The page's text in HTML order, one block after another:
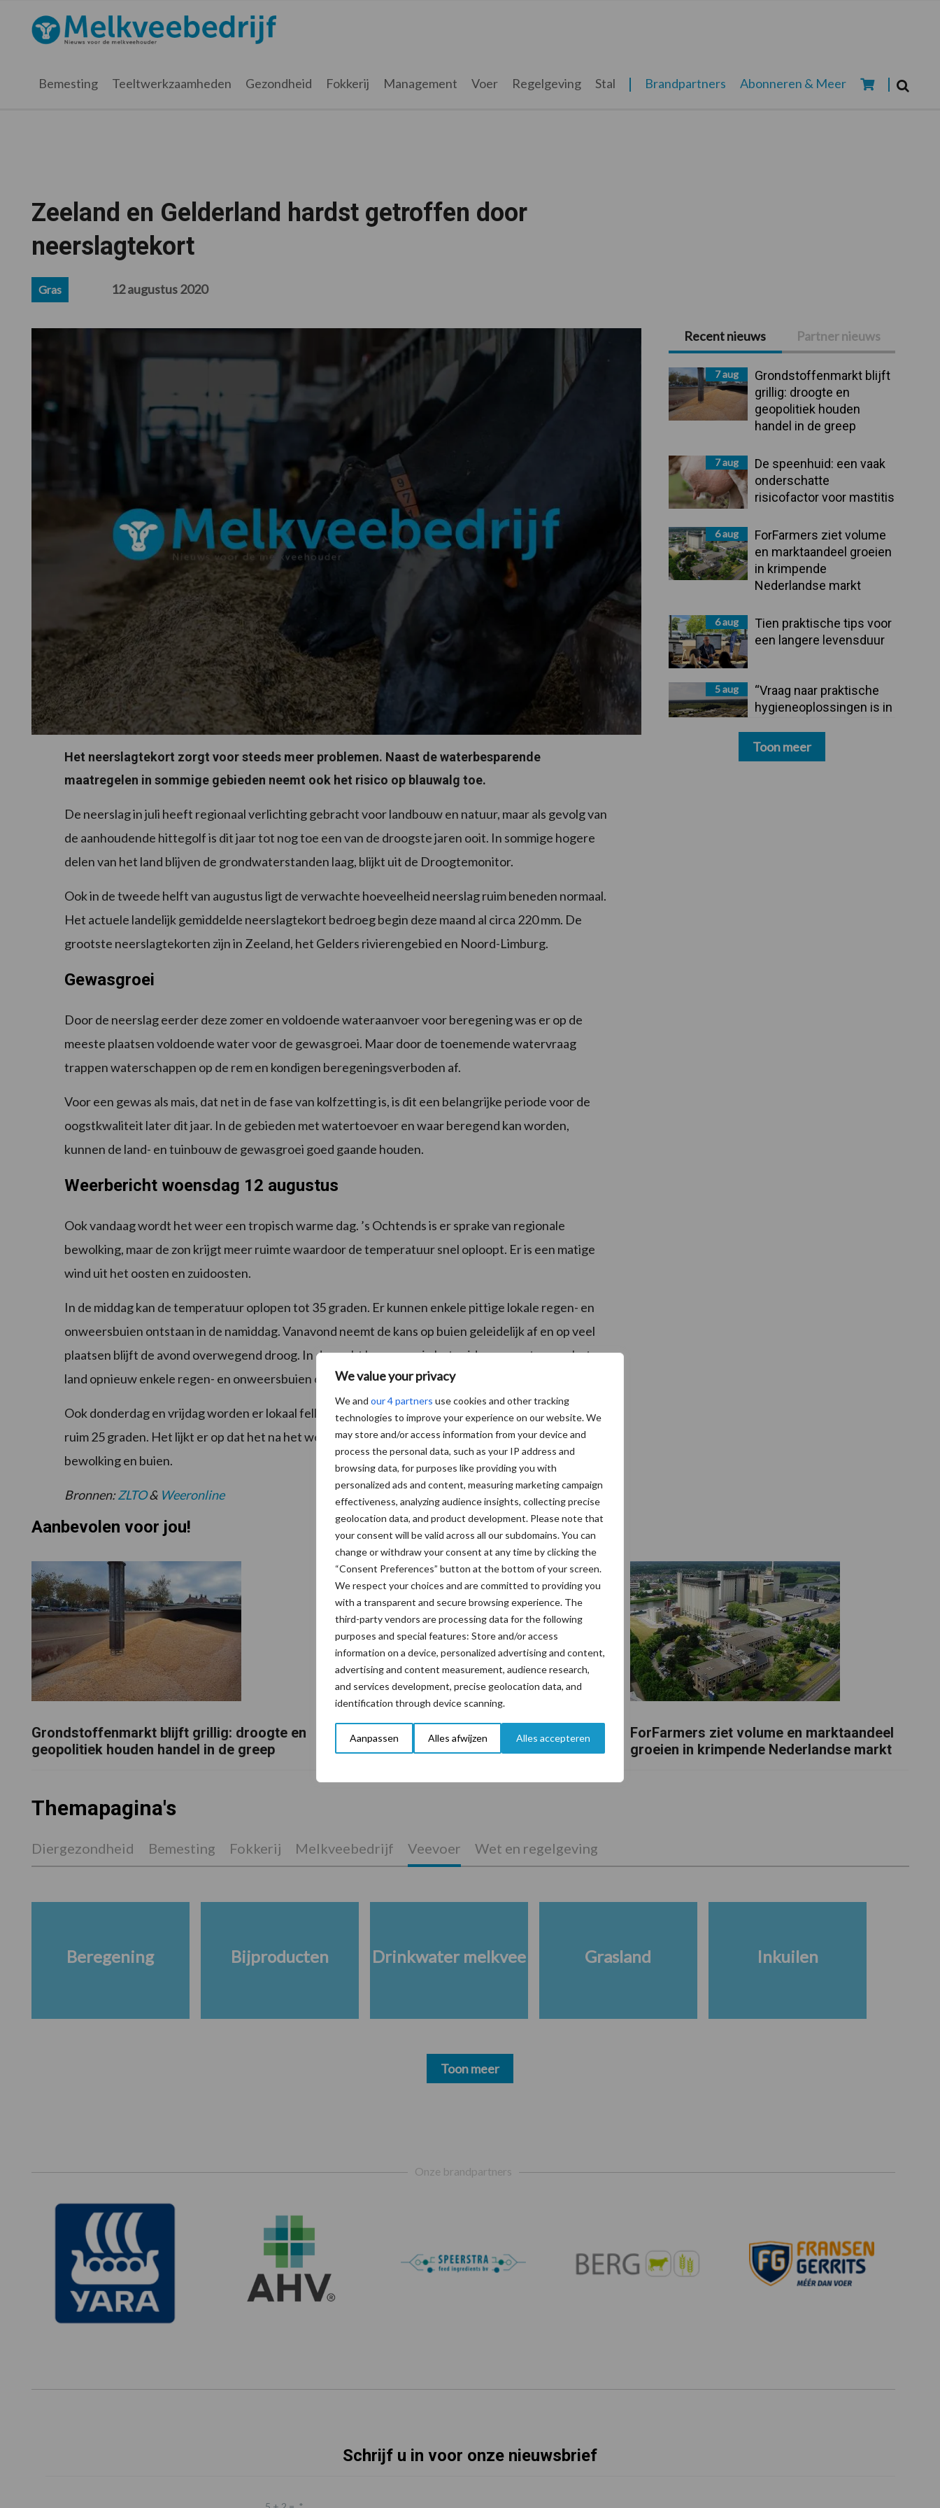
We value your privacy
We and our 4 partners use cookies and other tracking
technologies to improve your experience on our website. We
may store and/or access information from your device and
process the personal data, such as your IP address and
browsing data, for purposes like providing you with
personalized ads and content, measuring marketing campaign
effectiveness, analyzing audience insights, collecting precise
geolocation data, and product development. Please note that
your consent will be valid across all our subdomains. You can
change or withdraw your consent at any time by clicking the
“Consent Preferences” button at the bottom of your screen.
We respect your choices and are committed to providing you
with a transparent and secure browsing experience. The
third-party vendors are processing data for the following
purposes and special features: Store and/or access
information on a device, personalized advertising and content,
advertising and content measurement, audience research,
and services development, precise geolocation data, and
identification through device scanning.
Aanpassen Alles afwijzen Alles accepteren
hoofdnavigatie
hoofd
eerste
voettekst
Melkveebedrijf.nl
Bemesting Teeltwerkzaamheden Gezondheid Fokkerij Management Voer Regelgeving Stal Brandpartners Abonneren & Meer
Zeeland en Gelderland hardst getroffen door
neerslagtekort
Gras 12 augustus 2020
Het neerslagtekort zorgt voor steeds meer problemen. Naast de waterbesparende
maatregelen in sommige gebieden neemt ook het risico op blauwalg toe.
De neerslag in juli heeft regionaal verlichting gebracht voor landbouw en natuur, maar als gevolg van
de aanhoudende hittegolf is dit jaar tot nog toe een van de droogste jaren ooit. In sommige hogere
delen van het land blijven de grondwaterstanden laag, blijkt uit de Droogtemonitor.
Ook in de tweede helft van augustus ligt de verwachte hoeveelheid neerslag ruim beneden normaal.
Het actuele landelijk gemiddelde neerslagtekort bedroeg begin deze maand al circa 220 mm. De
grootste neerslagtekorten zijn in Zeeland, het Gelders rivierengebied en Noord-Limburg.
Gewasgroei
Door de neerslag eerder deze zomer en voldoende wateraanvoer voor beregening was er op de
meeste plaatsen voldoende water voor de gewasgroei. Maar door de toenemende watervraag
trappen waterschappen op de rem en kondigen beregeningsverboden af.
Voor een gewas als mais, dat net in de fase van kolfzetting is, is dit een belangrijke periode voor de
oogstkwaliteit later dit jaar. In de gebieden met watertoevoer en waar beregend kan worden,
kunnen de land- en tuinbouw de gewasgroei goed gaande houden.
Weerbericht woensdag 12 augustus
Ook vandaag wordt het weer een tropisch warme dag. ’s Ochtends is er sprake van regionale
bewolking, maar de zon krijgt meer ruimte waardoor de temperatuur snel oploopt. Er is een matige
wind uit het oosten en zuidoosten.
In de middag kan de temperatuur oplopen tot 35 graden. Er kunnen enkele pittige lokale regen- en
onweersbuien ontstaan in de namiddag. Vanavond neemt de kans op buien geleidelijk af en op veel
plaatsen blijft de avond overwegend droog. In de nacht kunnen er in het zuiden en oosten van het
land opnieuw enkele regen- en onweersbuien ontstaan.
Ook donderdag en vrijdag worden er lokaal felle buien verwacht, maar de hittegolf duurt voort met
ruim 25 graden. Het lijkt er op dat het na het weekend geleidelijk af gaat koelen, met kans op zon,
bewolking en buien.
Bronnen:ZLTO& Weeronline
Primaire
Sidebar
Recent nieuws Partner nieuws
7 aug
Grondstoffenmarkt blijft
grillig: droogte en
geopolitiek houden
handel in de greep
7 aug
De speenhuid: een vaak
onderschatte
risicofactor voor mastitis
6 aug
ForFarmers ziet volume
en marktaandeel groeien
in krimpende
Nederlandse markt
6 aug
Tien praktische tips voor
een langere levensduur
5 aug
“Vraag naar praktische
hygieneoplossingen is in
Toon meer
Aanbevolen voor jou!
Grondstoffenmarkt blijft grillig: droogte en
geopolitiek houden handel in de greep
De speenhuid: een vaak onderschatte
risicofactor voor mastitis
ForFarmers ziet volume en marktaandeel
groeien in krimpende Nederlandse markt
Themapagina's
Diergezondheid Bemesting Fokkerij Melkveebedrijf Veevoer Wet en regelgeving
Beregening Bijproducten Drinkwater melkvee Grasland Inkuilen
Toon meer
Onze brandpartners
Schrijf u in voor onze nieuwsbrief